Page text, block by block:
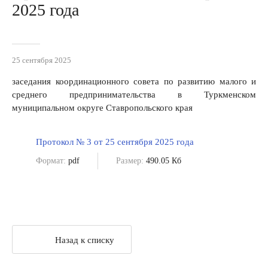
2025 года
25 сентября 2025
заседания координационного совета по развитию малого и
среднего предпринимательства в Туркменском
муниципальном округе Ставропольского края
Протокол № 3 от 25 сентября 2025 года
Формат: pdf Размер: 490.05 Кб
Назад к списку